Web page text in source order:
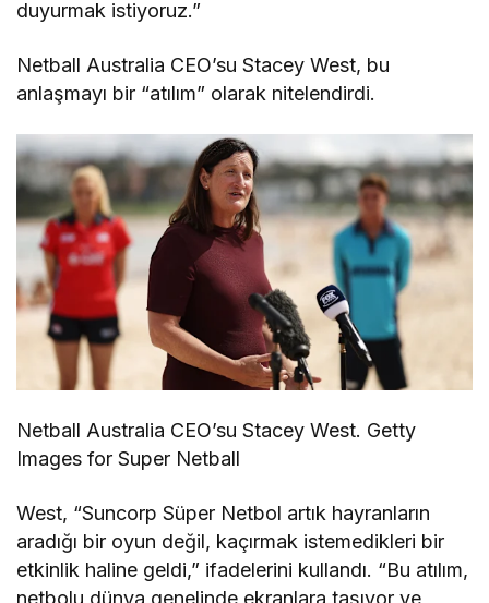
duyurmak istiyoruz.”
Netball Australia CEO’su Stacey West, bu
anlaşmayı bir “atılım” olarak nitelendirdi.
Netball Australia CEO’su Stacey West. Getty
Images for Super Netball
West, “Suncorp Süper Netbol artık hayranların
aradığı bir oyun değil, kaçırmak istemedikleri bir
etkinlik haline geldi,” ifadelerini kullandı. “Bu atılım,
netbolu dünya genelinde ekranlara taşıyor ve